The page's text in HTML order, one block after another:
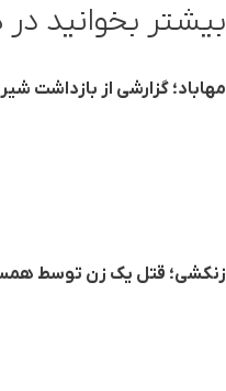
بیشتر بخوانید
مهاباد؛ گزارشی از بازداشت
زنکشی؛ قتل یک زن توسط